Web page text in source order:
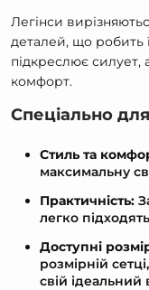
Легінси
деталей, що робить
підкреслює
комфорт.
Спеціально
Стиль та
максимальну
Практичність:
легко
Доступні
розмірній
свій ідеальний